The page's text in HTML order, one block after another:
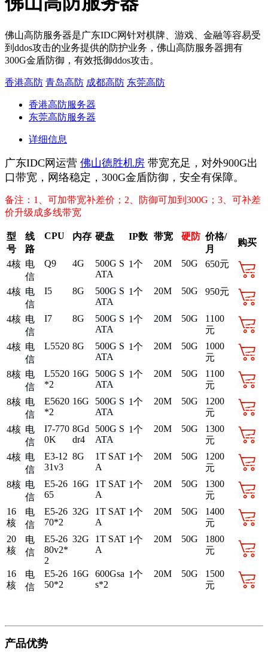
佛山高防服务器是广东IDC网针对棋牌、游戏、金融等容易受
到ddos攻击的业务提供的防护业务，佛山高防服务器拥有
300G金盾防御，有效抵御ddos攻击。
香港高防 青岛高防 成都高防 东莞高防
香港高防服务器
东莞高防服务器
详细信息
广东IDC网运营 佛山德胜机房 带宽充足，对外900G出
口带宽，网络稳定，300G金盾防御，安全有保障。
备注：1、可加带宽补差价；2、防御可加到300G；3、 可补差
价升级成多线带宽
型
号
线
路
CPU 内存 硬盘 IP数 带宽 硬防 价格/
月
购买
4核 电
信
Q9 4G
500G S
ATA
1个 20M 50G 650元
4核 电
信
I5 8G
500G S
ATA
1个 20M 50G 950元
4核 电
信
I7 8G
500G S
ATA
1个 20M 50G
1100
元
4核 电
信
L5520 8G
500G S
ATA
1个 20M 50G
1000
元
8核 电
信
L5520
*2
16G
500G S
ATA
1个 20M 50G
1100
元
8核 电
信
E5620
*2
16G
500G S
ATA
1个 20M 50G
1200
元
4核 电
信
I7-770
0K
8Gd
dr4
500G S
ATA
1个 20M 50G
1300
元
4核 电
信
E3-12
31v3
8G
1T SAT
A
1个 20M 50G
1200
元
8核 电
信
E5-26
65
16G
1T SAT
A
1个 20M 50G
1300
元
16
核
电
信
E5-26
70*2
32G
1T SAT
A
1个 20M 50G
1400
元
20
核
电
信
E5-26
80v2*
2
32G
1T SAT
A
1个 20M 50G
1800
元
16
核
电
信
E5-26
50*2
16G
600Gsa
s*2
1个 20M 50G
1500
元
产品优势